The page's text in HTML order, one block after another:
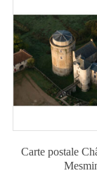
Carte postale